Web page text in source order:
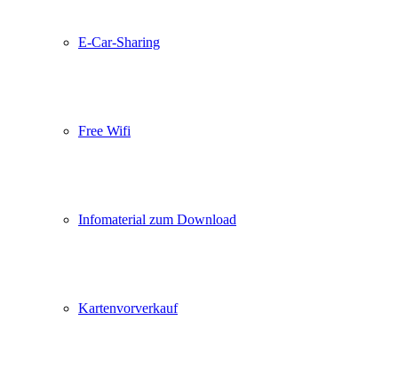
E-Car-Sharing
Free Wifi
Infomaterial zum Download
Kartenvorverkauf